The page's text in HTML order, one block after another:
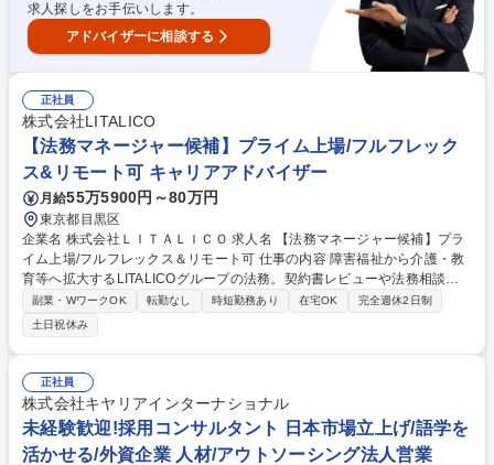
求人探しをお手伝いします。
アドバイザーに相談する
正社員
株式会社LITALICO
【法務マネージャー候補】プライム上場/フルフレック
ス&リモート可 キャリアアドバイザー
月給55万5900円～80万円
東京都目黒区
企業名 株式会社ＬＩＴＡＬＩＣＯ 求人名 【法務マネージャー候補】プラ
イム上場/フルフレックス＆リモート可 仕事の内容 障害福祉から介護・教
育等へ拡大するLITALICOグループの法務。契約書レビューや法務相談を
はじめ、M&Aや機関運営、金商法・会社法実務を担い、5千名規模の組織
基盤を支えます。 ■契約・法務相談：契約書レビュー、規程・ひな形の管
理、新規事業の法務相談対応 ■会社法・M&A実務：組織再編・M&A対応、
役員改選や株式発行などの手続き ■金商法実務：法定開示、公開買付、大
量保有報告書、不公正取引防止の管理 ■機関運営：株主総会、取締役会、
監査等委員会の運営サポート全般 募集職種 【法務マネージャー候補】プ
ライム上場/フルフレックス＆リモート可
副業・WワークOK 転勤なし 時短勤務あり 在宅OK
完全週休2日制
土日祝休み
正社員
株式会社キヤリアインターナショナル
未経験歓迎!採用コンサルタント 日本市場立上げ/語学を
活かせる/外資企業 人材/アウトソーシング法人営業